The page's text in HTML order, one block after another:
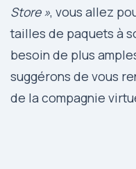
Store », vous allez
tailles de paquets à
besoin de plus
suggérons de vous
de la compagnie